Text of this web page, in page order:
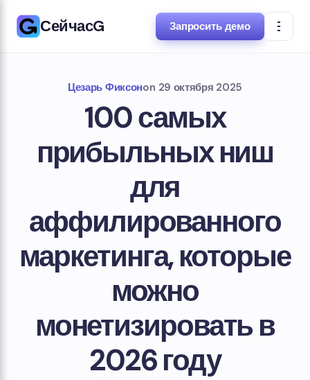
СейчасG Запросить демо
Цезарь Фиксонon 29 октября 2025
100 самых
прибыльных ниш
для
аффилированного
маркетинга, которые
можно
монетизировать в
2026 году